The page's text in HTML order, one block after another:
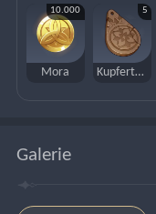
10.000
Mora
5
Kupfertalisman des Waldtaus
Galerie